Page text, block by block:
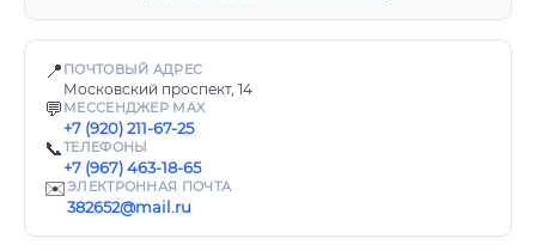
📍 ПОЧТОВЫЙ АДРЕС
Московский проспект, 14
💬 МЕССЕНДЖЕР MAX
+7 (920) 211-67-25
📞ТЕЛЕФОНЫ
+7 (967) 463-18-65
✉️ЭЛЕКТРОННАЯ ПОЧТА
382652@mail.ru